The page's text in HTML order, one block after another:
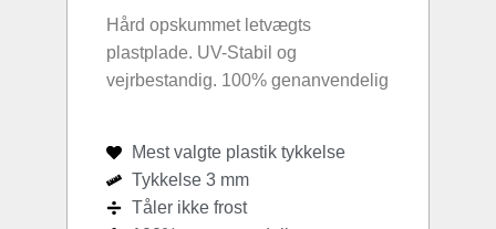
Hård opskummet letvægts
plastplade. UV-Stabil og
vejrbestandig. 100% genanvendelig
Mest valgte plastik tykkelse
Tykkelse 3 mm
Tåler ikke frost